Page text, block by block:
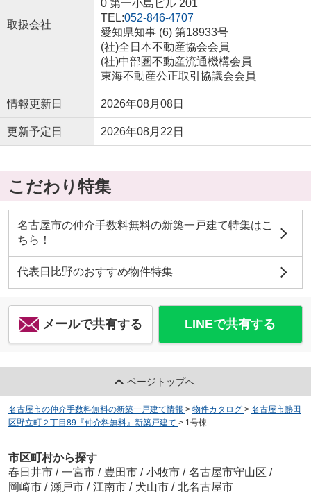
取扱会社
0 第一小島ビル 201
TEL:052-846-4707
愛知県知事 (6) 第18933号
(社)全日本不動産協会会員
(社)中部圏不動産流通機構会員
東海不動産公正取引協議会会員
情報更新日 2026年08月08日
更新予定日 2026年08月22日
こだわり特集
名古屋市の仲介手数料無料の新築一戸建て特集はこ
ちら！
代表日比野のおすすめ物件特集
メールで共有する LINEで共有する
ページトップへ
名古屋市の仲介手数料無料の新築一戸建て情報 > 物件カタログ > 名古屋市熱田
区野立町２丁目89『仲介料無料』新築戸建て > 1号棟
市区町村から探す
春日井市 / 一宮市 / 豊田市 / 小牧市 / 名古屋市守山区 /
岡崎市 / 瀬戸市 / 江南市 / 犬山市 / 北名古屋市